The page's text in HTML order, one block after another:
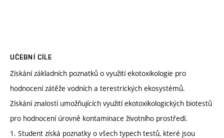
UČEBNÍ CÍLE
Získání základních poznatků o využití ekotoxikologie pro
hodnocení zátěže vodních a terestrických ekosystémů.
Získání znalostí umožňujících využití ekotoxikologických biotestů
pro hodnocení úrovně kontaminace životního prostředí.
1. Student získá poznatky o všech typech testů, které jsou